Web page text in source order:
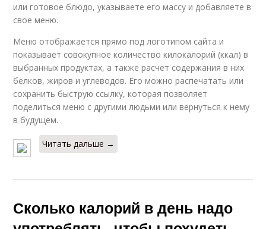
или готовое блюдо, указываете его массу и добавляете в
свое меню.
Меню отображается прямо под логотипом сайта и
показывает совокупное количество килокалорий (ккал) в
выбранных продуктах, а также расчет содержания в них
белков, жиров и углеводов. Его можно распечатать или
сохранить быструю ссылку, которая позволяет
поделиться меню с другими людьми или вернуться к нему
в будущем.
Читать дальше →
Сколько калорий в день надо